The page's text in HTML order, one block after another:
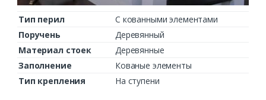
Тип перил
С кованными элементами
Поручень
Деревянный
Материал стоек
Деревянные
Заполнение
Кованые элементы
Тип крепления
На ступени